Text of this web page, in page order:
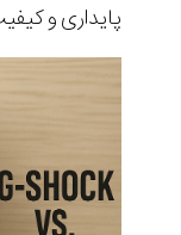
پایداری و